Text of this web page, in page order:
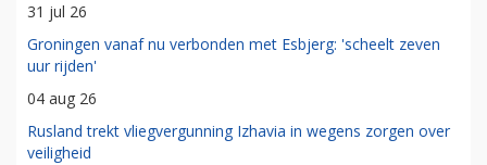
31 jul 26
Groningen vanaf nu verbonden met Esbjerg: 'scheelt zeven
uur rijden'
04 aug 26
Rusland trekt vliegvergunning Izhavia in wegens zorgen over
veiligheid